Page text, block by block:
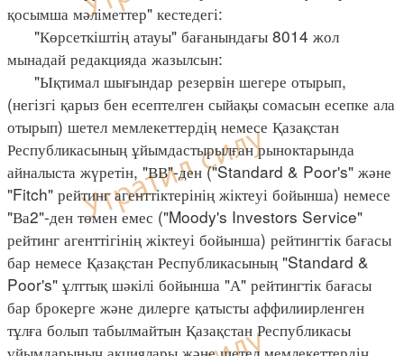
қосымша мәліметтер" кестедегі:
"Көрсеткіштің атауы" бағанындағы 8014 жол
мынадай редакцияда жазылсын:
"Ықтимал шығындар резервін шегере отырып,
(негізгі қарыз бен есептелген сыйақы сомасын есепке ала
отырып) шетел мемлекеттердің немесе Қазақстан
Республикасының ұйымдастырылған рыноктарында
айналыста жүретін, "ВВ"-ден ("Standard & Poor's" және
"Fitch" рейтинг агенттіктерінің жіктеуі бойынша) немесе
"Ва2"-ден төмен емес ("Moody's Investors Service"
рейтинг агенттігінің жіктеуі бойынша) рейтингтік бағасы
бар немесе Қазақстан Республикасының "Standard &
Poor's" ұлттық шәкілі бойынша "А" рейтингтік бағасы
бар брокерге және дилерге қатысты аффилиирленген
тұлға болып табылмайтын Қазақстан Республикасы